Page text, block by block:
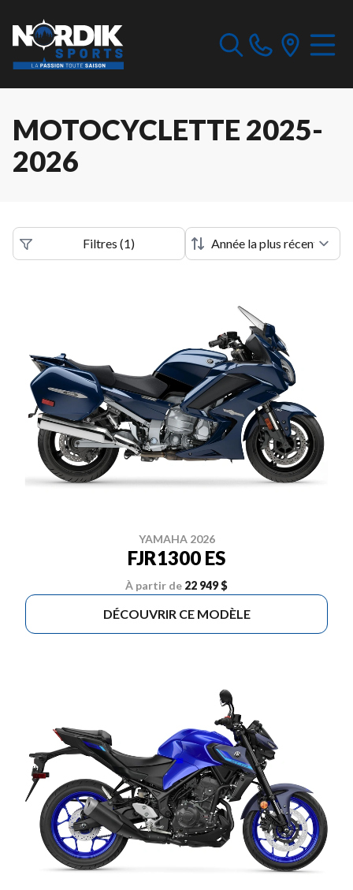
MOTOCYCLETTE 2025-
2026
Filtres (1)
YAMAHA 2026
FJR1300 ES
À partir de 22 949 $
DÉCOUVRIR CE MODÈLE